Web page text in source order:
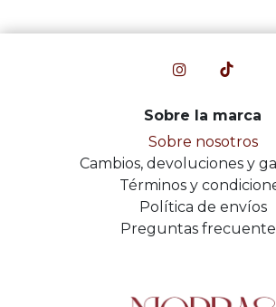
Sobre la marca
Sobre nosotros
Cambios, devoluciones y
Términos y
Política de envíos
Preguntas